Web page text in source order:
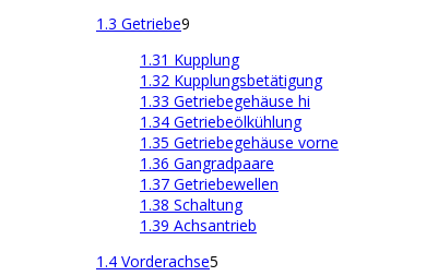
1.3 Getriebe9
1.31 Kupplung
1.32 Kupplungsbetätigung
1.33 Getriebegehäuse hi
1.34 Getriebeölkühlung
1.35 Getriebegehäuse vorne
1.36 Gangradpaare
1.37 Getriebewellen
1.38 Schaltung
1.39 Achsantrieb
1.4 Vorderachse5